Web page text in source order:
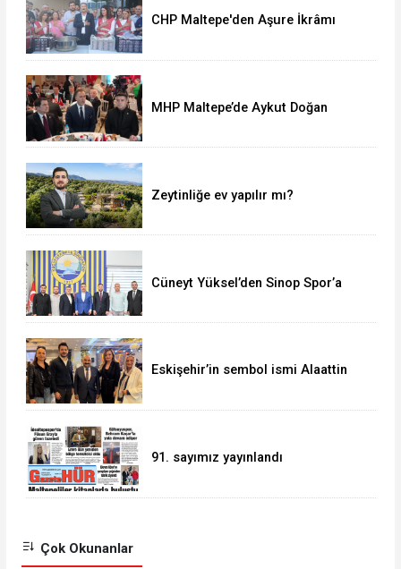
CHP Maltepe'den Aşure İkrâmı
MHP Maltepe’de Aykut Doğan
Zeytinliğe ev yapılır mı?
Cüneyt Yüksel’den Sinop Spor’a
Eskişehir’in sembol ismi Alaattin
91. sayımız yayınlandı
Çok Okunanlar